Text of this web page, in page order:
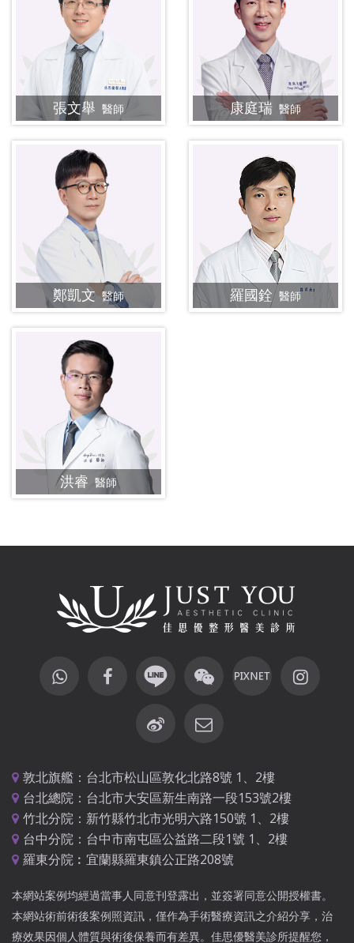
張文舉 醫師 康庭瑞 醫師
鄭凱文 醫師 羅國銓 醫師
洪睿 醫師
敦北旗艦：台北市松山區敦化北路8號 1、2樓
台北總院：台北市大安區新生南路一段153號2樓
竹北分院：新竹縣竹北市光明六路150號 1、2樓
台中分院：台中市南屯區公益路二段1號 1、2樓
羅東分院︰宜蘭縣羅東鎮公正路208號
本網站案例均經過當事人同意刊登露出，並簽署同意公開授權書。
本網站術前術後案例照資訊，僅作為手術醫療資訊之介紹分享，治
療效果因個人體質與術後保養而有差異。佳思優醫美診所提醒您，